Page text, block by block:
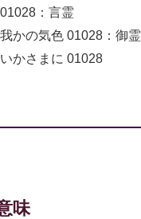
01028：言霊
我かの気色 01028：御霊
いかさまに 01028
味